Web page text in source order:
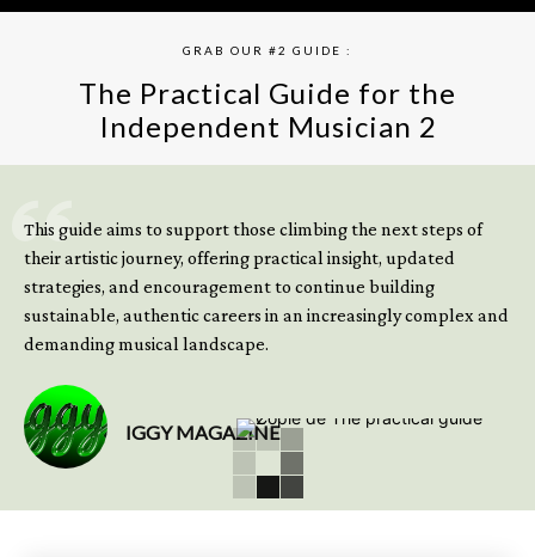
GRAB OUR #2 GUIDE :
The Practical Guide for the
Independent Musician 2
This guide aims to support those climbing the next steps of
their artistic journey, offering practical insight, updated
strategies, and encouragement to continue building
sustainable, authentic careers in an increasingly complex and
demanding musical landscape.
IGGY MAGAZINE